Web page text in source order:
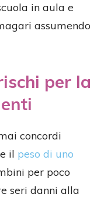
in aula e
assumendo
per la
concordi
il peso di uno
per poco
seri danni alla